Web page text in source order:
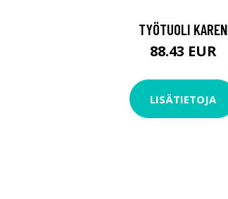
TYÖTUOLI KAREN
88.43 EUR
LISÄTIETOJA